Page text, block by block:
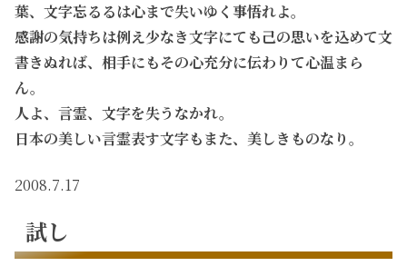
葉、文字忘るるは心まで失いゆく事悟れよ。
感謝の気持ちは例え少なき文字にても己の思いを込めて文
書きぬれば、相手にもその心充分に伝わりて心温まら
ん。
人よ、言霊、文字を失うなかれ。
日本の美しい言霊表す文字もまた、美しきものなり。
2008.7.17
試し